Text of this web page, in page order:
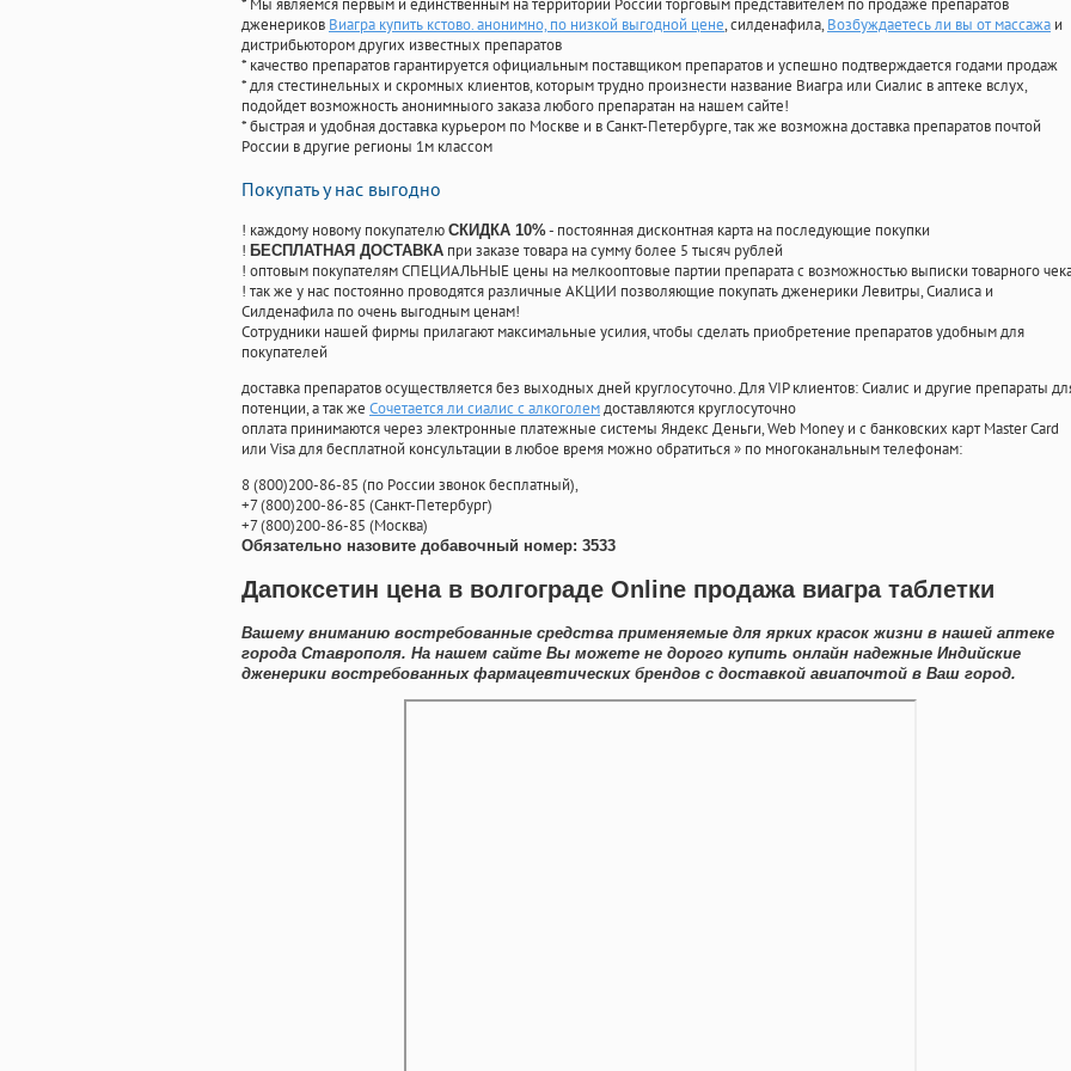
* Мы являемся первым и единственным на территории России торговым представителем по продаже препаратов
дженериков Виагра купить кстово. анонимно, по низкой выгодной цене, силденафила, Возбуждаетесь ли вы от массажа и
дистрибьютором других известных препаратов
* качество препаратов гарантируется официальным поставщиком препаратов и успешно подтверждается годами продаж
* для стестинельных и скромных клиентов, которым трудно произнести название Виагра или Сиалис в аптеке вслух,
подойдет возможность анонимныого заказа любого препаратан на нашем сайте!
* быстрая и удобная доставка курьером по Москве и в Санкт-Петербурге, так же возможна доставка препаратов почтой
России в другие регионы 1м классом
Покупать у нас выгодно
! каждому новому покупателю СКИДКА 10%- постоянная дисконтная карта на последующие покупки
! БЕСПЛАТНАЯ ДОСТАВКА при заказе товара на сумму более 5 тысяч рублей
! оптовым покупателям СПЕЦИАЛЬНЫЕ цены на мелкооптовые партии препарата с возможностью выписки товарного
! так же у нас постоянно проводятся различные АКЦИИ позволяющие покупать дженерики Левитры, Сиалиса и
Силденафила по очень выгодным ценам!
Cотрудники нашей фирмы прилагают максимальные усилия, чтобы сделать приобретение препаратов удобным для
покупателей
доставка препаратов осуществляется без выходных дней круглосуточно. Для VIP клиентов: Сиалис и другие препараты
потенции, а так же Сочетается ли сиалис с алкоголемдоставляются круглосуточно
оплата принимаются через электронные платежные системы Яндекс Деньги, Web Money и с банковских карт Master Card
или Visa для бесплатной консультации в любое время можно обратиться» по многоканальным телефонам:
8(800)200-86-85 (по России звонок бесплатный),
+7(800)200-86-85 (Санкт-Петербург)
+7(800)200-86-85 (Москва)
Обязательно назовите добавочный номер: 3533
Дапоксетин цена в волгограде Online продажа виагра таблетки
Вашему вниманию востребованные средства применяемые для ярких красок жизни в нашей аптеке
города Ставрополя. На нашем сайте Вы можете не дорого купить онлайн надежные Индийские
дженерики востребованных фармацевтических брендов с доставкой авиапочтой в Ваш город.